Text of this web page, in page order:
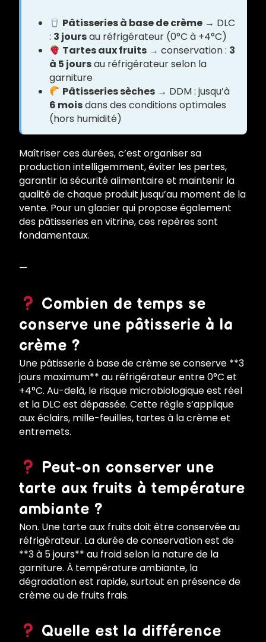
Pâtisseries à base de crème → DLC
: 3 joursau réfrigérateur (0°C à +4°C)
Tartes aux fruits → conservation : 3
à 5 joursau réfrigérateur selon la
garniture
Pâtisseries sèches → DDM : jusqu’à
6 moisdans des conditions optimales
(hors humidité)
Maîtriser ces durées, c’est organiser sa
production intelligemment, éviter les pertes,
garantir la sécurité alimentaire et maintenir la
qualité de chaque produit jusqu’au moment de la
vente. Pour un glacier qui propose également
des pâtisseries en vitrine, ces repères sont
fondamentaux.
—
Combien de temps se
conserve une pâtisserie à la
crème ?
Une pâtisserie à base de crème se conserve **3
jours maximum** au réfrigérateur entre 0°C et
+4°C. Au-delà, le risque microbiologique est réel
et la DLC est dépassée. Cette règle s’applique
aux éclairs, mille-feuilles, tartes à la crème et
entremets.
Peut-on conserver une
tarte aux fruits à température
ambiante ?
Non. Une tarte aux fruits doit être conservée au
réfrigérateur. La durée de conservation est de
**3 à 5 jours** au froid selon la nature de la
garniture. À température ambiante, la
dégradation est rapide, surtout en présence de
crème ou de fruits frais.
Quelle est la différence